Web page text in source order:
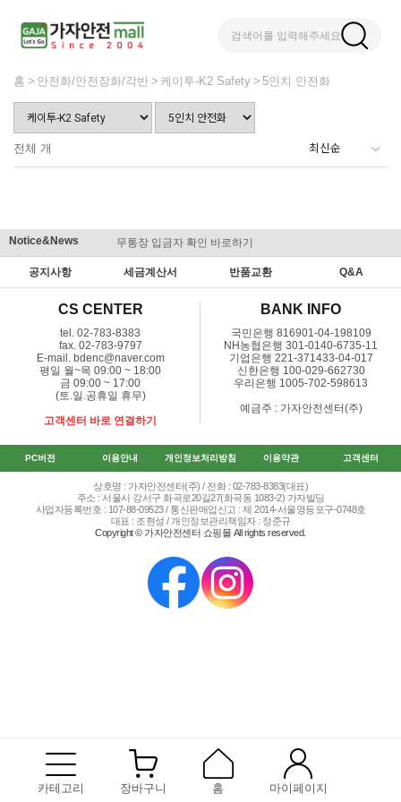
검색어를 입력해주세요
카테고리 장바구니 홈 마이페이지
홈 안전화/안전장화/각반 케이투-K2 Safety 5인치 안전화
전체 개
Notice&News 무통장 입금자 확인 바로하기
공지사항 세금계산서 반품교환 Q&A
CS CENTER
tel. 02-783-8383
fax. 02-783-9797
E-mail. bdenc@naver.com
평일 월~목 09:00 ~ 18:00
금 09:00 ~ 17:00
(토.일.공휴일 휴무)
고객센터 바로 연결하기
BANK INFO
국민은행 816901-04-198109
NH농협은행 301-0140-6735-11
기업은행 221-371433-04-017
신한은행 100-029-662730
우리은행 1005-702-598613
예금주 : 가자안전센터(주)
PC버전 이용안내 개인정보처리방침 이용약관 고객센터
상호명 : 가자안전센터(주) / 전화 : 02-783-8383(대표)
주소 : 서울시 강서구 화곡로20길27(화곡동 1083-2) 가자빌딩
사업자등록번호 : 107-88-09523 / 통신판매업신고 : 제 2014-서울영등포구-0748호
대표 : 조현성 / 개인정보관리책임자 : 정준규
Copyright © 가자안전센터 쇼핑몰 All rights reserved.